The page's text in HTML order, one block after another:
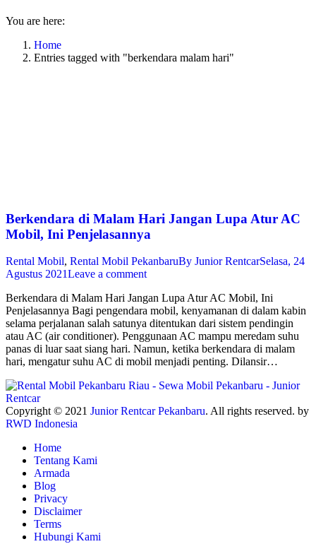
You are here:
Home
Entries tagged with "berkendara malam hari"
Berkendara di Malam Hari Jangan Lupa Atur AC
Mobil, Ini Penjelasannya
Rental Mobil, Rental Mobil PekanbaruBy Junior RentcarSelasa, 24
Agustus 2021Leave a comment
Berkendara di Malam Hari Jangan Lupa Atur AC Mobil, Ini
Penjelasannya Bagi pengendara mobil, kenyamanan di dalam kabin
selama perjalanan salah satunya ditentukan dari sistem pendingin
atau AC (air conditioner). Penggunaan AC mampu meredam suhu
panas di luar saat siang hari. Namun, ketika berkendara di malam
hari, mengatur suhu AC di mobil menjadi penting. Dilansir…
Copyright © 2021 Junior Rentcar Pekanbaru. All rights reserved. by
RWD Indonesia
Home
Tentang Kami
Armada
Blog
Privacy
Disclaimer
Terms
Hubungi Kami